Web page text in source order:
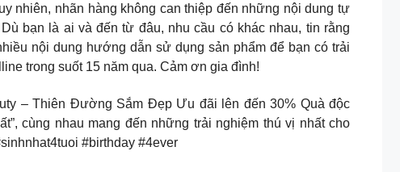
nhiên, nhãn hàng không can thiệp đến những nội dung tự
bạn là ai và đến từ đâu, nhu cầu có khác nhau, tin rằng
nội dung hướng dẫn sử dụng sản phẩm để bạn có trải
trong suốt 15 năm qua. Cảm ơn gia đình!
– Thiên Đường Sắm Đẹp Ưu đãi lên đến 30% Quà độc
cùng nhau mang đến những trải nghiệm thú vị nhất cho
#birthday #4ever